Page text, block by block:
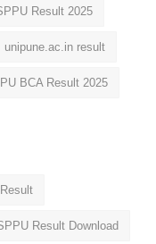
Result 2025
unipune.ac.in result
BCA Result 2025
Result Download